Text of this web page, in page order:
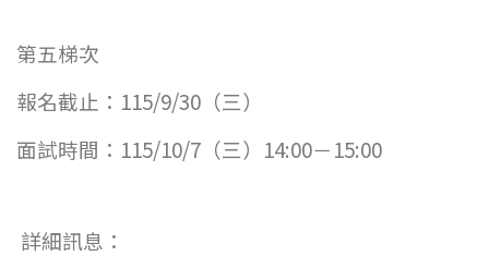
第五梯次
報名截止：115/9/30（三）
面試時間：115/10/7（三）14:00－15:00
詳細訊息：